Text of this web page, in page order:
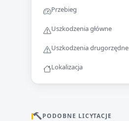
Przebieg
Uszkodzenia główne
Uszkodzenia drugorzędne
Lokalizacja
PODOBNE LICYTACJE